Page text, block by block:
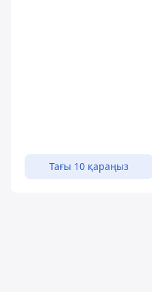
Тағы 10 қараңыз